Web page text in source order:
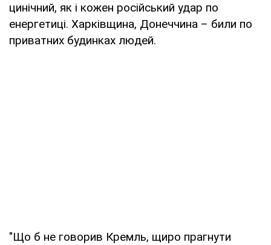
цинічний, як і кожен російський удар по
енергетиці. Харківщина, Донеччина – били по
приватних будинках людей.
"Що б не говорив Кремль, щиро прагнути